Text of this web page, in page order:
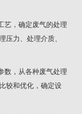
艺，确定废气的处理
压力、处理介质、
数，从各种废气处理
较和优化，确定设